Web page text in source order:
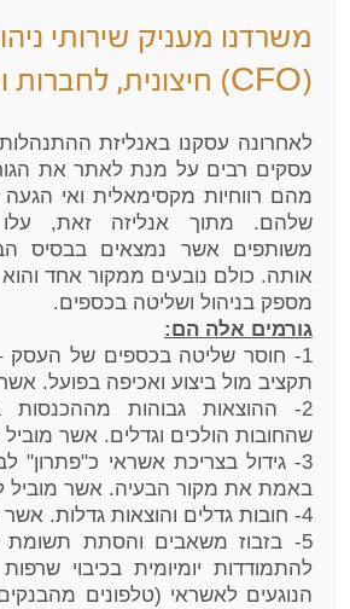
משרדנו מעניק שירותי
(CFO) חיצונית, לחברות ועסקים.
לאחרונה עסקנו באנליזת
עסקים רבים על מנת לאתר את
מהם רווחיות מקסימאלית ואי הגעה
שלהם. מתוך אנליזה זאת, עלו
משותפים אשר נמצאים בבסיס
אותה. כולם נובעים ממקור אחד
מספק בניהול ושליטה בכספים.
גורמים אלה הם:
1- חוסר שליטה בכספים של העסק
תקציב מול ביצוע ואכיפה בפועל.
2- ההוצאות גבוהות מההכנסות
שהחובות הולכים וגדלים. אשר מוביל
3- גידול בצריכת אשראי כ"פתרון"
באמת את מקור הבעיה. אשר מוביל
4- חובות גדלים והוצאות גדלות. אשר מוביל ל:
5- בזבוז משאבים והסתת
להתמודדות יומיומית בכיבוי
הנוגעים לאשראי (טלפונים